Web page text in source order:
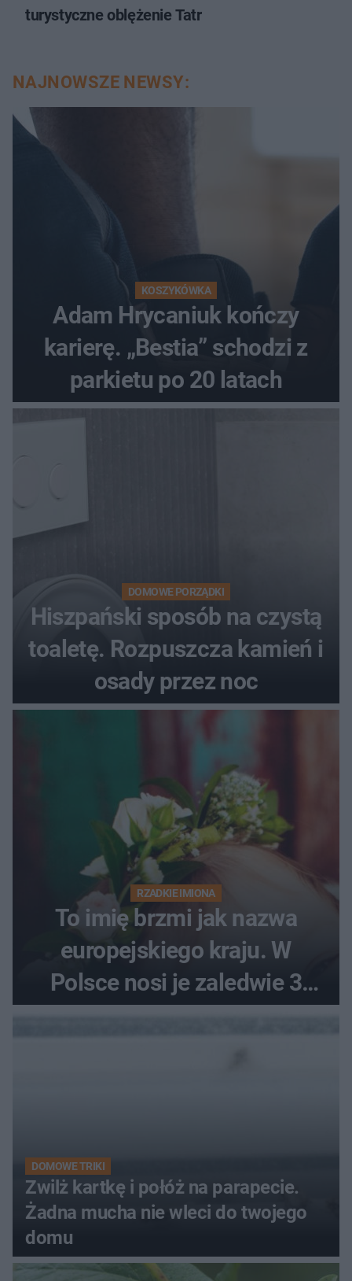
turystyczne oblężenie Tatr
NAJNOWSZE NEWSY:
KOSZYKÓWKA
Adam Hrycaniuk kończy
karierę. „Bestia” schodzi z
parkietu po 20 latach
DOMOWE PORZĄDKI
Hiszpański sposób na czystą
toaletę. Rozpuszcza kamień i
osady przez noc
RZADKIE IMIONA
To imię brzmi jak nazwa
europejskiego kraju. W
Polsce nosi je zaledwie 3
DOMOWE TRIKI
Zwilż kartkę i połóż na parapecie.
Żadna mucha nie wleci do twojego
domu